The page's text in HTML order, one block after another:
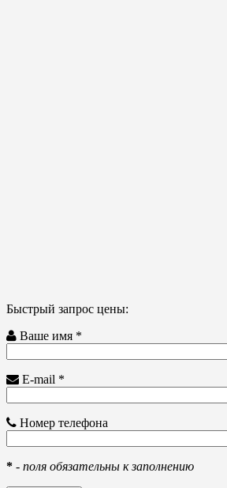
Быстрый запрос цены:
Ваше имя *
E-mail *
Номер телефона
* - поля обязательны к заполнению